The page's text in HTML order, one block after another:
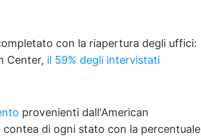
con la riapertura degli uffici:
Center, il 59% degli intervistati
provenienti dall'American
di ogni stato con la percentuale